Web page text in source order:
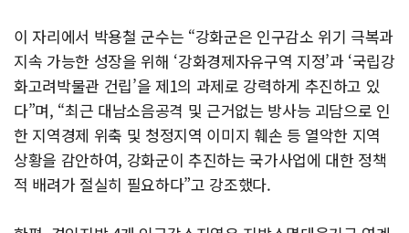
이 자리에서 박용철 군수는 “강화군은 인구감소 위기 극복과
지속 가능한 성장을 위해 ‘강화경제자유구역 지정’과 ‘국립강
화고려박물관 건립’을 제1의 과제로 강력하게 추진하고 있
다”며, “최근 대남소음공격 및 근거없는 방사능 괴담으로 인
한 지역경제 위축 및 청정지역 이미지 훼손 등 열악한 지역
상황을 감안하여, 강화군이 추진하는 국가사업에 대한 정책
적 배려가 절실히 필요하다”고 강조했다.